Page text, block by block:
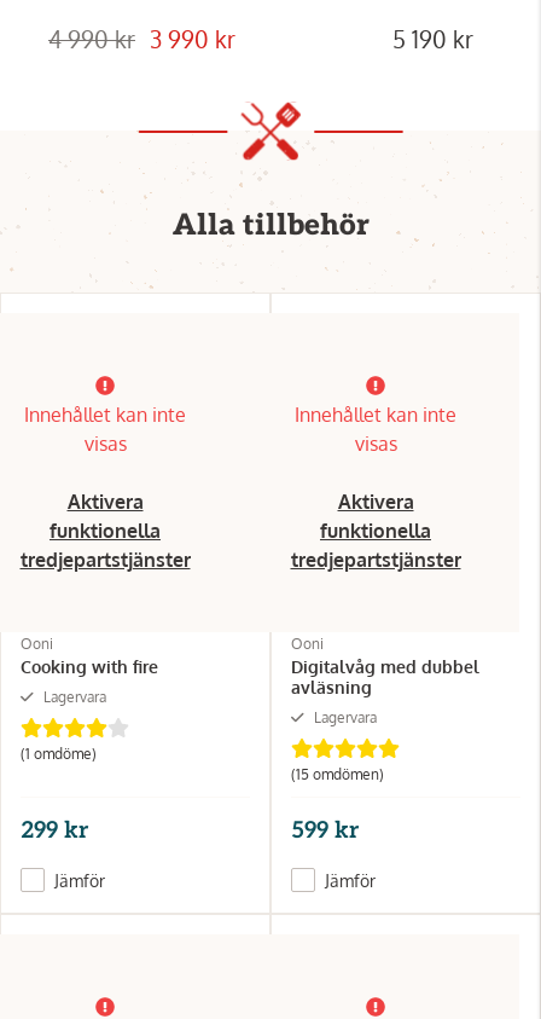
4 990 kr 3 990 kr 5 190 kr
Alla tillbehör
Innehållet kan inte
visas
Aktivera
funktionella
tredjepartstjänster
Ooni
Cooking with fire
Lagervara
(1 omdöme)
299 kr
Jämför
Innehållet kan inte
visas
Aktivera
funktionella
tredjepartstjänster
Ooni
Digitalvåg med dubbel
avläsning
Lagervara
(15 omdömen)
599 kr
Jämför